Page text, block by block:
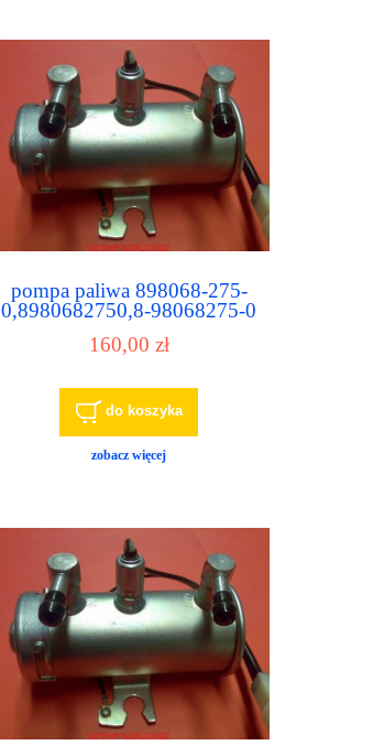
pompa paliwa 898068-275-
0,8980682750,8-98068275-0
6HK1
160,00 zł
do koszyka
zobacz więcej